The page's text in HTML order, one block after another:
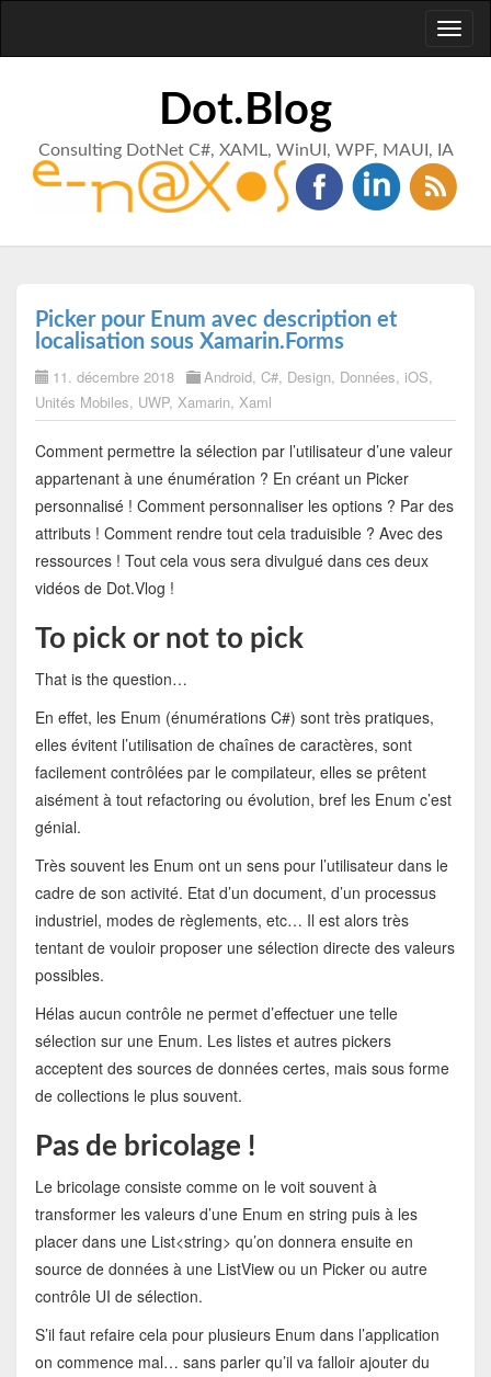
Dot.Blog
Consulting DotNet C#, XAML, WinUI, WPF, MAUI, IA
Picker pour Enum avec description et
localisation sous Xamarin.Forms
11. décembre 2018 Android, C#, Design, Données, iOS,
Unités Mobiles, UWP, Xamarin, Xaml
Comment permettre la sélection par l’utilisateur d’une valeur
appartenant à une énumération ? En créant un Picker
personnalisé ! Comment personnaliser les options ? Par des
attributs ! Comment rendre tout cela traduisible ? Avec des
ressources ! Tout cela vous sera divulgué dans ces deux
vidéos de Dot.Vlog !
To pick or not to pick
That is the question…
En effet, les Enum (énumérations C#) sont très pratiques,
elles évitent l’utilisation de chaînes de caractères, sont
facilement contrôlées par le compilateur, elles se prêtent
aisément à tout refactoring ou évolution, bref les Enum c’est
génial.
Très souvent les Enum ont un sens pour l’utilisateur dans le
cadre de son activité. Etat d’un document, d’un processus
industriel, modes de règlements, etc… Il est alors très
tentant de vouloir proposer une sélection directe des valeurs
possibles.
Hélas aucun contrôle ne permet d’effectuer une telle
sélection sur une Enum. Les listes et autres pickers
acceptent des sources de données certes, mais sous forme
de collections le plus souvent.
Pas de bricolage !
Le bricolage consiste comme on le voit souvent à
transformer les valeurs d’une Enum en string puis à les
placer dans une List<string> qu’on donnera ensuite en
source de données à une ListView ou un Picker ou autre
contrôle UI de sélection.
S’il faut refaire cela pour plusieurs Enum dans l’application
on commence mal… sans parler qu’il va falloir ajouter du